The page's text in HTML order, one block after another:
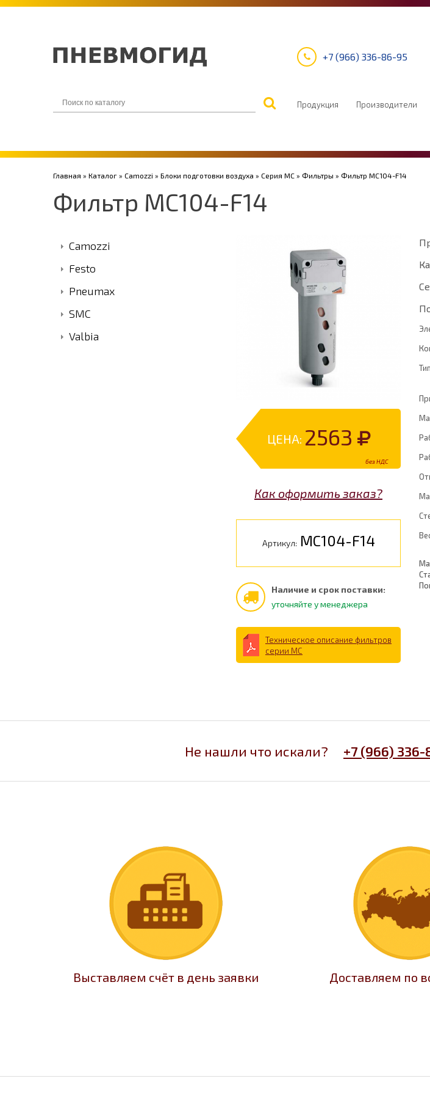
+7 (966) 336-86-95
Продукция Производители
Главная » Каталог » Camozzi » Блоки подготовки воздуха » Серия MC » Фильтры » Фильтр MC104-F14
Фильтр MC104-F14
Camozzi
Festo
Pneumax
SMC
Valbia
ЦЕНА: 2563
без НДС
Как оформить заказ?
Артикул: MC104-F14
Наличие и срок поставки:
уточняйте у менеджера
Техническое описание фильтров
серии MC
Не нашли что искали? +7 (966) 336-
Выставляем счёт в день заявки Доставляем по